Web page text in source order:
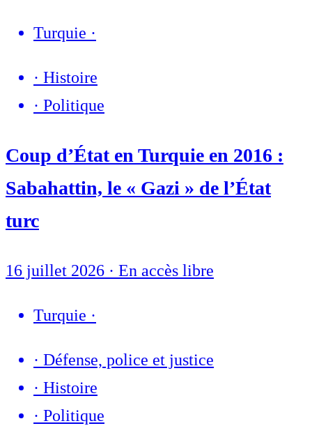
Turquie ·
· Histoire
· Politique
Coup d’État en Turquie en 2016 :
Sabahattin, le « Gazi » de l’État
turc
16 juillet 2026 · En accès libre
Turquie ·
· Défense, police et justice
· Histoire
· Politique